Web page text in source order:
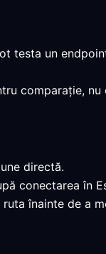
testa un
comparație, nu
directă.
conectarea în
înainte de a